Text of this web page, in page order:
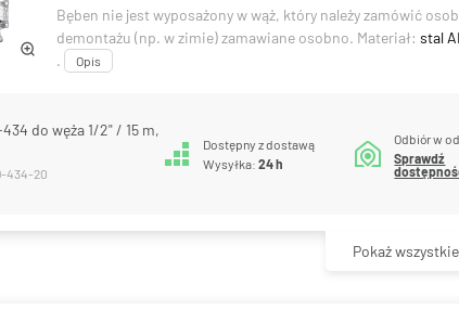
Bęben nie jest wyposażony w wąż, który należy zamówić
demontażu (np. w zimie) zamawiane osobno. Materiał: stal
.
Opis
do węża 1/2" / 15 m,
434-20
Dostępny z dostawą
Wysyłka:24 h
Odbiór w
Sprawdź
Pokaż